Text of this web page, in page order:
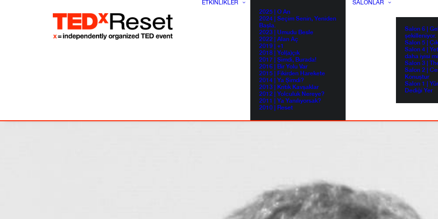
ETKINLIKLER
2025 | O An
2024 | Seçim Senin, Yeniden
Başla.
2023 | Umudu Besle
2022 | Alan Aç
2019 | +1
2018 | Yol(a)çık
2017 | Şimdi, Burada!
2016 | Bir Yolu Var
2015 | Fikirden Harekete
2014 | Ya Şimdi?
2013 | Kritik Kavşaklar
2012 | Yolculuk Nereye?
2011 | Ya Yanılıyorsak?
2010 | Reset
SALONLAR
Salon 6 |
şekilleniyor.
Salon 5 |
Salon 4 |
daha iyisi
Salon 3 |
Salon 2 |
Konuştur
Salon 1 |
Dediği Yer